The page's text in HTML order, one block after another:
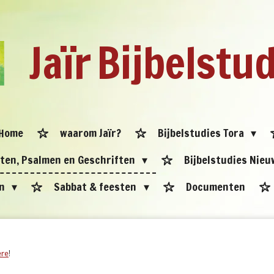
Jaïr
waarom Jaïr?
Bijbelstudies Tora
Psalmen en Geschriften
Bijbelstudies
Sabbat & feesten Documenten
!